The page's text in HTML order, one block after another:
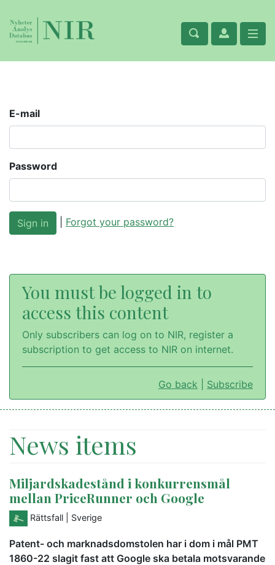
E-mail
Password
Forgot your password?
You must be logged in to
access this content
Only subscribers can log on to NIR, register a
subscription to get access to NIR on internet.
Go back Subscribe
News items
Miljardskadestånd i konkurrensmål
mellan PriceRunner och Google
Rättsfall | Sverige
Patent- och marknadsdomstolen har i dom i mål PMT
1860-22 slagit fast att Google ska betala motsvarande